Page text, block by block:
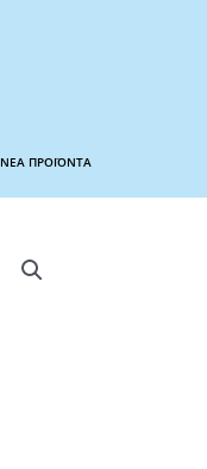
ΝΕΑ ΠΡΟΪΟΝΤΑ